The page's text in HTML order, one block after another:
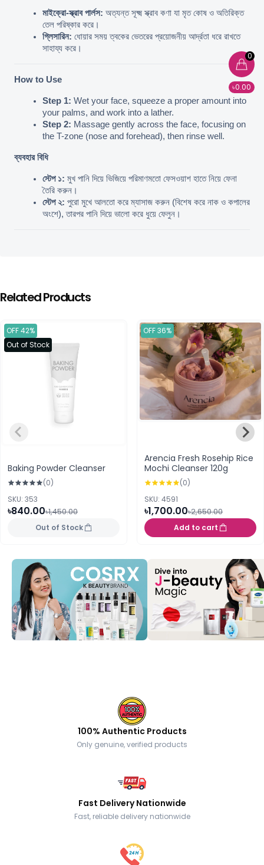
0
৳0.00
মাইক্রো-স্ক্রাব পার্লস: অত্যন্ত সূক্ষ্ম স্ক্রাব কণা যা মৃত কোষ ও অতিরিক্ত
তেল পরিষ্কার করে।
গ্লিসারিন: ধোয়ার সময় ত্বকের ভেতরের প্রয়োজনীয় আর্দ্রতা ধরে রাখতে
সাহায্য করে।
How to Use
Step 1: Wet your face, squeeze a proper amount into
your palms, and work into a lather.
Step 2: Massage gently across the face, focusing on
the T-zone (nose and forehead), then rinse well.
ব্যবহার বিধি
স্টেপ ১: মুখ পানি দিয়ে ভিজিয়ে পরিমাণমতো ফেসওয়াশ হাতে নিয়ে ফেনা
তৈরি করুন।
স্টেপ ২: পুরো মুখে আলতো করে ম্যাসাজ করুন (বিশেষ করে নাক ও কপালের
অংশে), তারপর পানি দিয়ে ভালো করে ধুয়ে ফেলুন।
Related Products
OFF 42%
Out of Stock
Baking Powder Cleanser
(0)
SKU: 353
৳840.00৳1,450.00
Out of Stock
OFF 36%
Arencia Fresh Rosehip Rice
Mochi Cleanser 120g
(0)
SKU: 4591
৳1,700.00৳2,650.00
Add to cart
100% Authentic Products
Only genuine, verified products
Fast Delivery Nationwide
Fast, reliable delivery nationwide